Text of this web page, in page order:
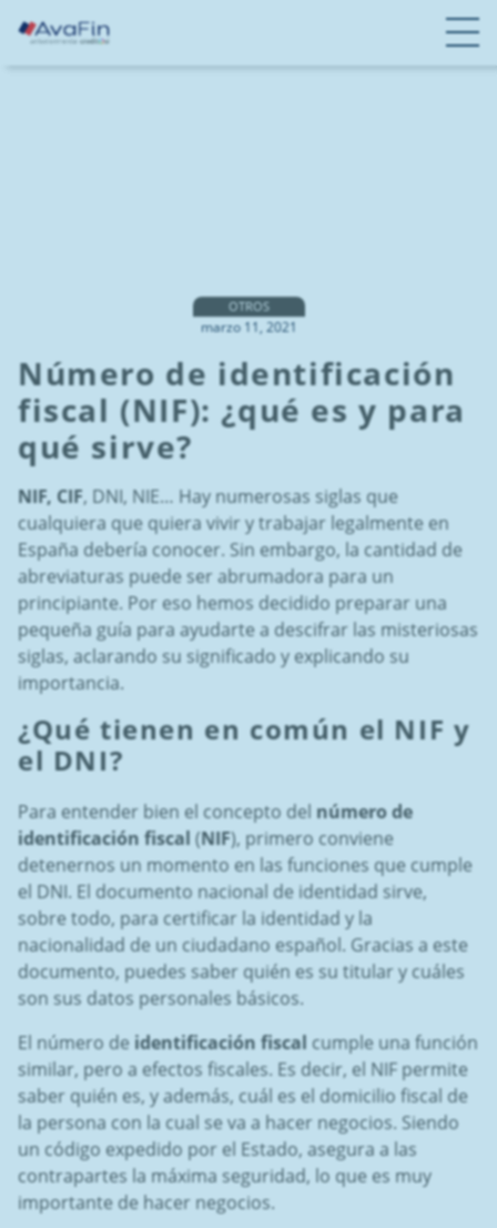
OTROS
marzo 11, 2021
Número de identificación
fiscal (NIF): ¿qué es y para
qué sirve?
NIF, CIF, DNI, NIE… Hay numerosas siglas que
cualquiera que quiera vivir y trabajar legalmente en
España debería conocer. Sin embargo, la cantidad de
abreviaturas puede ser abrumadora para un
principiante. Por eso hemos decidido preparar una
pequeña guía para ayudarte a descifrar las misteriosas
siglas, aclarando su significado y explicando su
importancia.
¿Qué tienen en común el NIF y
el DNI?
Para entender bien el concepto del número de
identificación fiscal (NIF), primero conviene
detenernos un momento en las funciones que cumple
el DNI. El documento nacional de identidad sirve,
sobre todo, para certificar la identidad y la
nacionalidad de un ciudadano español. Gracias a este
documento, puedes saber quién es su titular y cuáles
son sus datos personales básicos.
El número deidentificación fiscal cumple una función
similar, pero a efectos fiscales. Es decir, el NIF permite
saber quién es, y además, cuál es el domicilio fiscal de
la persona con la cual se va a hacer negocios. Siendo
un código expedido por el Estado, asegura a las
contrapartes la máxima seguridad, lo que es muy
importante de hacer negocios.